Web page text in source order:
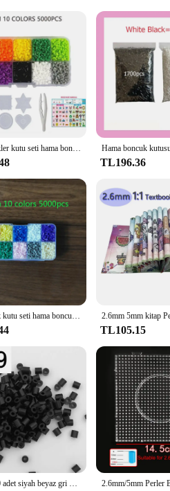
and On-the-Go Use
have accessory for anyone who
and water damage. Its durable
it's a statement of style. Its
it easy to carry your media
digital needs.
key. The Hama Pochette CD DVD
or individual looking for a reliable
customers or for personal use.
24/72 renkler kutu seti hama boncuk oyuncak 2.6/5mm perler eğitim çocuklar 3D bulmacalar diy oyuncaklar sigorta boncuk pegboard levhalar ütü kağıt
TL196.36
72/48 renk kutu seti hama boncuk oyuncak 2.6/5mm perler eğitici çocuk 3D bulmacalar diy oyuncaklar sigorta boncuk pegboard levhalar ütü kağıt
TL105.15
5mm 1000 adet siyah beyaz gri mavi yeşil mor Hama boncuk çocuklar için demir sigorta boncuk bulmaca piksel sanat hediye çocuk oyuncağı